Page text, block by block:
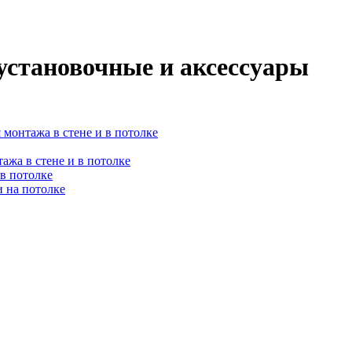
и аксессуары
в стене и в потолке
в стене и в потолке
потолке
на потолке